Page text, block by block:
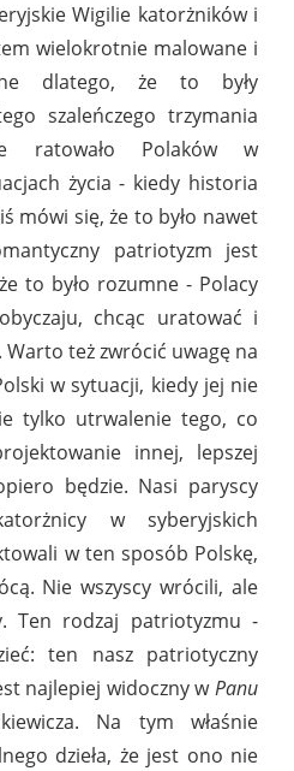
Wigilie katorżników i
wielokrotnie malowane i
dlatego, że to były
szaleńczego trzymania
ratowało Polaków w
życia - kiedy historia
mówi się, że to było nawet
patriotyzm jest
to było rozumne - Polacy
chcąc uratować i
Warto też zwrócić uwagę na
w sytuacji, kiedy jej nie
tylko utrwalenie tego, co
innej, lepszej
będzie. Nasi paryscy
w syberyjskich
w ten sposób Polskę,
Nie wszyscy wrócili, ale
Ten rodzaj patriotyzmu -
ten nasz patriotyczny
najlepiej widoczny wPanu
Na tym właśnie
dzieła, że jest ono nie